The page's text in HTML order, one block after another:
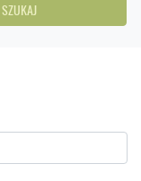
SZUKAJ